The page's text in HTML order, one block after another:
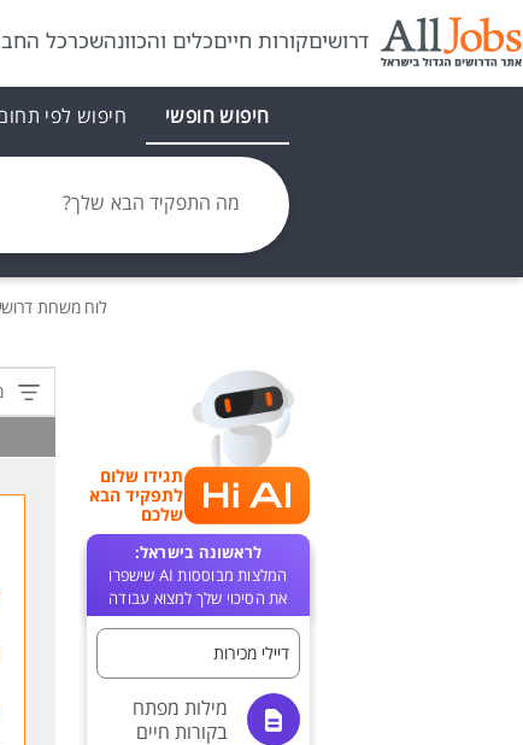
דרושיםקורות חייםכלים והכוונהשכרכל
חיפוש חופשי חיפוש לפי
מה התפקיד הבא שלך?
לוח משרות
תגידו שלום
לתפקיד הבא
שלכם
לראשונה בישראל:
המלצות מבוססות AI שישפרו
את הסיכוי שלך למצוא עבודה
דיילי מכירות
מילות מפתח
בקורות חיים